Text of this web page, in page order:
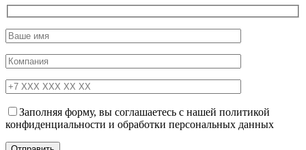
Заполняя форму, вы соглашаетесь с нашей политикой
конфиденциальности и обработки персональных данных